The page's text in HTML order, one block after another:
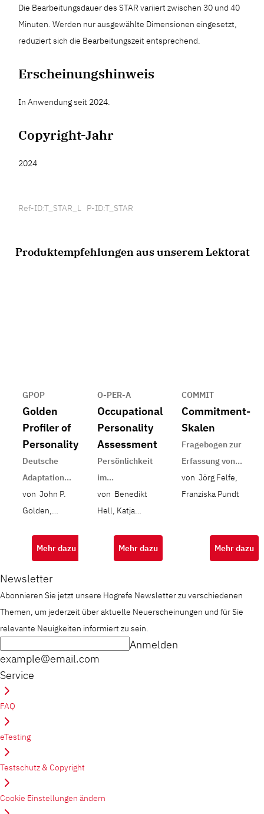
Die Bearbeitungsdauer des STAR variiert zwischen 30 und 40
Minuten. Werden nur ausgewählte Dimensionen eingesetzt,
reduziert sich die Bearbeitungszeit entsprechend.
Erscheinungshinweis
In Anwendung seit 2024.
Copyright-Jahr
2024
Ref-ID:T_STAR_L P-ID:T_STAR
Produktempfehlungen aus unserem Lektorat
GPOP
Golden
Profiler of
Personality
Deutsche
Adaptation
des Golden
Personality
von John P.
Golden
von John P.
Golden,
Reiner Blank,
Dirk Diergarten
Mehr dazu
O-PER-A
Occupational
Personality
Assessment
Persönlichkeit
im
Arbeitskontext
von Benedikt
Hell, Katja
Mehr dazu
COMMIT
Commitment-
Skalen
Fragebogen zur
Erfassung von
Commitment
gegenüber
Führungskraft,
Team und
von Jörg Felfe,
Franziska Pundt
Mehr dazu
Newsletter
Abonnieren Sie jetzt unsere Hogrefe Newsletter zu verschiedenen
Themen, um jederzeit über aktuelle Neuerscheinungen und für Sie
relevante Neuigkeiten informiert zu sein.
example@email.com
Anmelden
Service
FAQ
eTesting
Testschutz & Copyright
Cookie Einstellungen ändern